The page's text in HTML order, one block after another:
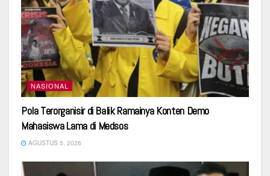
NASIONAL
Pola Terorganisir di Balik Ramainya Konten Demo
Mahasiswa Lama di Medsos
AGUSTUS 5, 2026